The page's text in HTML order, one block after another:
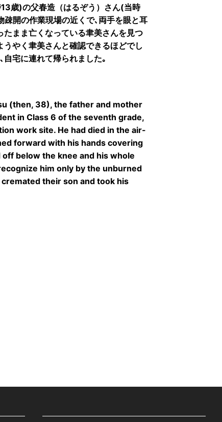
歳)の父春造（はるぞう）さん(当時
開の作業現場の近くで､両手を眼と耳
まま亡くなっている聿美さんを見つ
やく聿美さんと確認できるほどでし
宅に連れて帰られました｡
(then, 38), the father and mother
in Class 6 of the seventh grade,
work site. He had died in the air-
forward with his hands covering
below the knee and his whole
him only by the unburned
their son and took his